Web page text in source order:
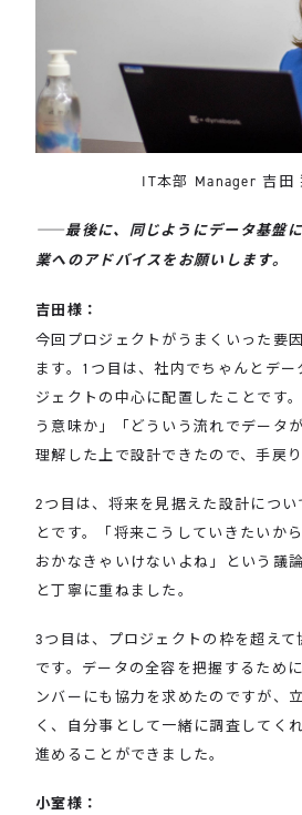
IT本部 Manager 吉田
――最後に、同じようにデータ基盤
業へのアドバイスをお願いします。
吉田様：
今回プロジェクトがうまくいった要
ます。1つ目は、社内でちゃんとデ
ジェクトの中心に配置したことです
う意味か」「どういう流れでデータ
理解した上で設計できたので、手戻
2つ目は、将来を見据えた設計につい
とです。「将来こうしていきたいか
おかなきゃいけないよね」という議
と丁寧に重ねました。
3つ目は、プロジェクトの枠を超え
です。データの全容を把握するため
ンバーにも協力を求めたのですが、
く、自分事として一緒に調査してく
進めることができました。
小室様：